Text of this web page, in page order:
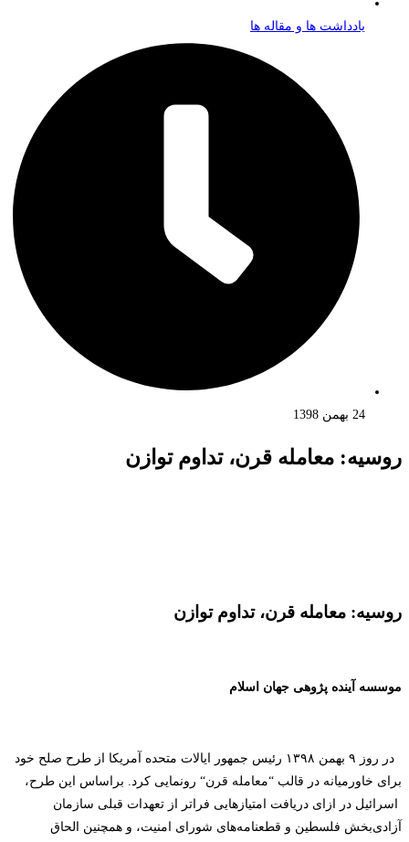
یادداشت ها و مقاله ها
24 بهمن 1398
روسیه: معامله قرن، تداوم توازن
روسیه: معامله قرن، تداوم توازن
موسسه آینده پژوهی جهان اسلام
در روز ۹ بهمن ۱۳۹۸ رئیس جمهور ایالات متحده آمریکا از طرح صلح خود
برای خاورمیانه در قالب “معامله قرن“ رونمایی کرد. براساس این طرح،
اسرائیل در ازای دریافت امتیاز‌هایی فراتر از تعهدات قبلی سازمان
آزادی‌بخش فلسطین و قطعنامه‌های شورای امنیت، و همچنین الحاق